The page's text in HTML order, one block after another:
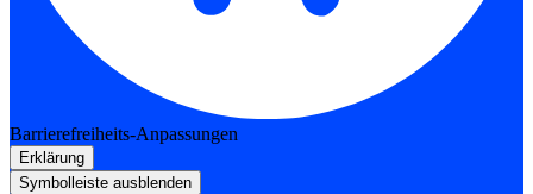
Barrierefreiheits-Anpassungen
Erklärung
Symbolleiste ausblenden